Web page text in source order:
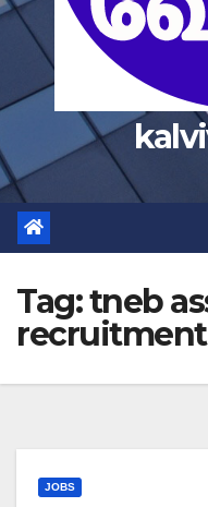
Tag:tneb
recruitment
JOBS